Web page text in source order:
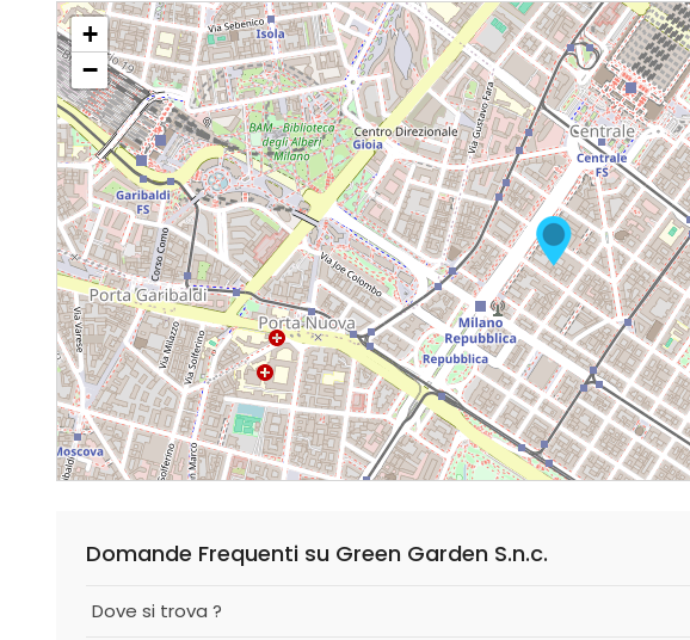
+
−
Domande Frequenti su Green Garden S.n.c.
Dove si trova ?